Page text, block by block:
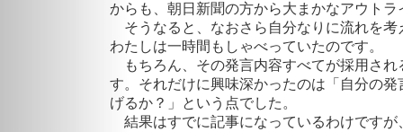
からも、朝日新聞の方から大まかなアウト
そうなると、なおさら自分なりに流れを考
わたしは一時間もしゃべっていたのです。
もちろん、その発言内容すべてが採用され
す。それだけに興味深かったのは「自分の
げるか？」という点でした。
結果はすでに記事になっているわけですが